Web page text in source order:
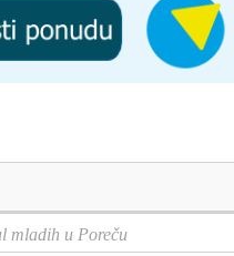
mladih u Poreču